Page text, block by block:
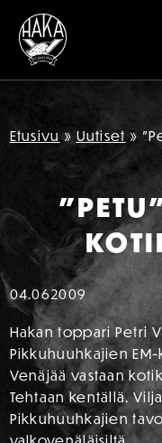
Siirry sisältöön
Etusivu » Uutiset »
04.062009
Hakan toppari Petri
Pikkuhuuhkajien
Venäjää vastaan
Tehtaan kentällä.
Pikkuhuuhkajien